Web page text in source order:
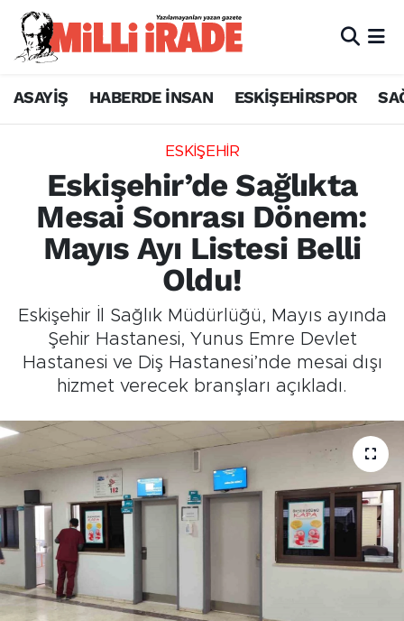
ASAYİŞ HABERDE İNSAN ESKİŞEHİRSPOR
ESKİŞEHİR
Eskişehir’de Sağlıkta
Mesai Sonrası Dönem:
Mayıs Ayı Listesi Belli
Oldu!
Eskişehir İl Sağlık Müdürlüğü, Mayıs ayında
Şehir Hastanesi, Yunus Emre Devlet
Hastanesi ve Diş Hastanesi’nde mesai dışı
hizmet verecek branşları açıkladı.